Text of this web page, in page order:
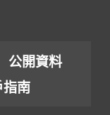
公開資料
指南